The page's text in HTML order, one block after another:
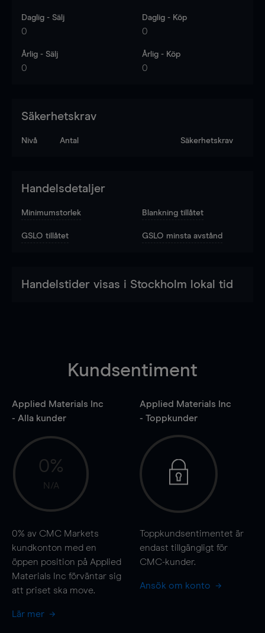
Daglig - Sälj
0
Daglig - Köp
0
Årlig - Sälj
0
Årlig - Köp
0
Säkerhetskrav
Nivå Antal Säkerhetskrav
Handelsdetaljer
Minimumstorlek Blankning tillåtet
GSLO tillåtet GSLO minsta avstånd
Handelstider visas i Stockholm lokal tid
Kundsentiment
Applied Materials Inc
- Alla kunder
0%
N/A
0% av CMC Markets
kundkonton med en
öppen position på Applied
Materials Inc förväntar sig
att priset ska move.
Lär mer
Applied Materials Inc
- Toppkunder
Toppkundsentimentet är
endast tillgängligt för
CMC-kunder.
Ansök om konto